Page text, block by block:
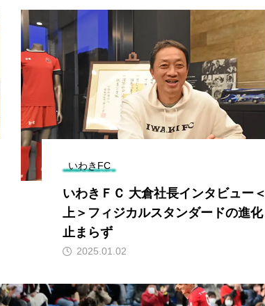
いわきFC
いわきＦＣ 大倉社長インタビュー＜
上＞フィジカルスタンダードの進化
止まらず
2025.01.02